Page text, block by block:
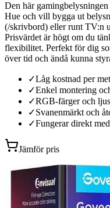
Den här
Hue och vill bygga ut
(/skrivbord) eller runt TV:n
Prisvärdet är högt om du
flexibilitet. Perfekt för dig
över tid och ändå kunna
✓Låg kostnad per
✓Enkel montering
✓RGB-färger och
✓Svanenmärkt och
✓Fungerar direkt
Jämför pris